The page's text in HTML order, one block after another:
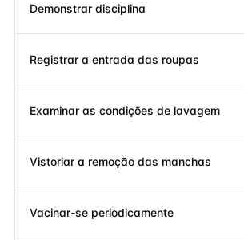
Demonstrar disciplina
Registrar a entrada das roupas
Examinar as condições de lavagem
Vistoriar a remoção das manchas
Vacinar-se periodicamente